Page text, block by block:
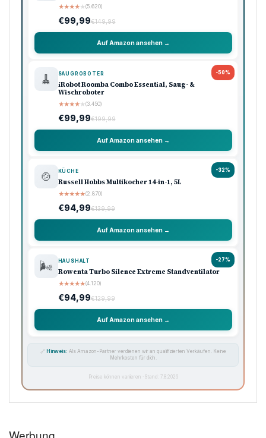
★★★★★(5.620)
€99,99€149,99
Auf Amazon ansehen →
-50%
🧹 SAUGROBOTER
iRobot Roomba Combo Essential, Saug- &
Wischroboter
★★★★★(3.450)
€99,99€199,99
Auf Amazon ansehen →
-32%
🍲 KÜCHE
Russell Hobbs Multikocher 14-in-1, 5L
★★★★★(2.870)
€94,99€139,99
Auf Amazon ansehen →
-27%
🌬️ HAUSHALT
Rowenta Turbo Silence Extreme Standventilator
★★★★★(4.120)
€94,99€129,99
Auf Amazon ansehen →
🔗 Hinweis: Als Amazon-Partner verdienen wir an qualifizierten Verkäufen. Keine
Mehrkosten für dich.
Preise können variieren · Stand: 7.8.2026
Werbung